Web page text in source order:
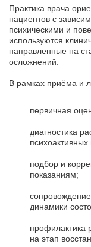
Практика врача
пациентов с
психическими и
используются
направленные на
осложнений.
В рамках приёма и
первичная
диагностика
подбор и
показаниям;
динамики
профилактика
на этап